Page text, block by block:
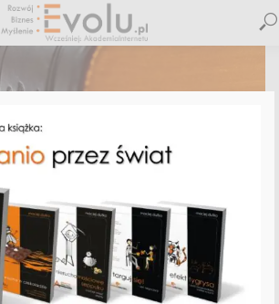
,ETYKA BIZNESU,PRAWO W INTERNECIE
e-sklepu, polityka
GIODO i cookies? Sprawdź,
czy jesteś ok!